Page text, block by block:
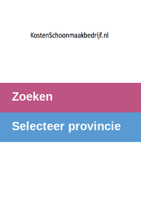
Zoeken
Selecteer provincie